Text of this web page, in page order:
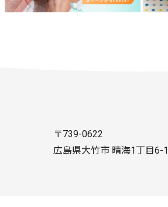
〒739-0622
広島県大竹市 晴海1丁目6-1